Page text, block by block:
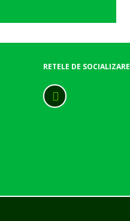
RETELE DE SOCIALIZARE